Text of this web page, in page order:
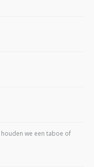
houden we een taboe of